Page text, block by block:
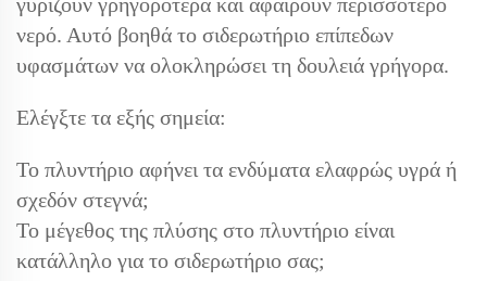
νερό. Αυτό βοηθά το σιδερωτήριο επίπεδων
υφασμάτων να ολοκληρώσει τη δουλειά γρήγορα.
Ελέγξτε τα εξής σημεία:
Το πλυντήριο αφήνει τα ενδύματα ελαφρώς υγρά ή
σχεδόν στεγνά;
Το μέγεθος της πλύσης στο πλυντήριο είναι
κατάλληλο για το σιδερωτήριο σας;